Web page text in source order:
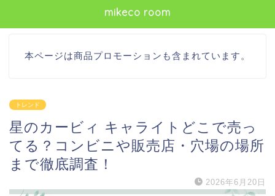
mikeco room
本ページは商品プロモーションも含まれています。
トレンド
星のカービィ キャライトどこで売っ
てる？コンビニや販売店・穴場の場所
まで徹底調査！
2026年6月20日